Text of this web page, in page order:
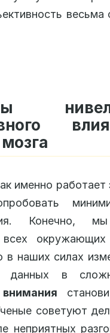
весьма
именно работает
Конечно,
всех
в наших силах
данных в
советуют
неприятных